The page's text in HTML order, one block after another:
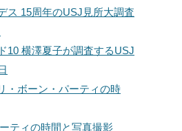
ス 15周年のUSJ見所大調査
10 横澤夏子が調査するUSJ
・ボーン・パーティの時
ティの時間と写真撮影